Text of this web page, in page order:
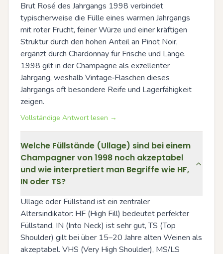
Brut Rosé des Jahrgangs 1998 verbindet
typischerweise die Fülle eines warmen Jahrgangs
mit roter Frucht, feiner Würze und einer kräftigen
Struktur durch den hohen Anteil an Pinot Noir,
ergänzt durch Chardonnay für Frische und Länge.
1998 gilt in der Champagne als exzellenter
Jahrgang, weshalb Vintage‑Flaschen dieses
Jahrgangs oft besondere Reife und Lagerfähigkeit
zeigen.
Vollständige Antwort lesen →
Welche Füllstände (Ullage) sind bei einem
Champagner von 1998 noch akzeptabel
und wie interpretiert man Begriffe wie HF,
IN oder TS?
Ullage oder Füllstand ist ein zentraler
Altersindikator: HF (High Fill) bedeutet perfekter
Füllstand, IN (Into Neck) ist sehr gut, TS (Top
Shoulder) gilt bei über 15–20 Jahre alten Weinen als
akzeptabel. VHS (Very High Shoulder), MS/LS